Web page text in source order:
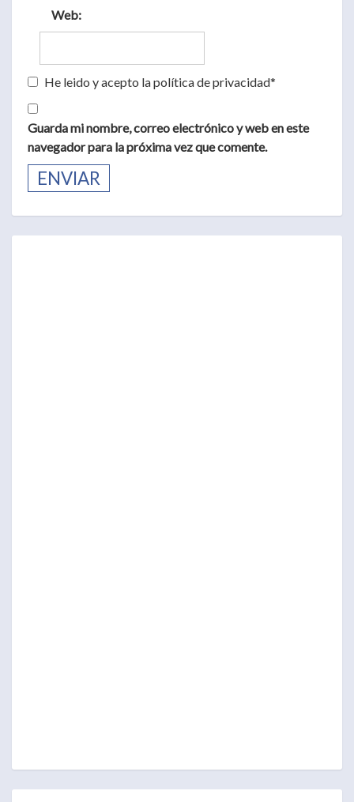
Web:
He leido y acepto la política de privacidad*
Guarda mi nombre, correo electrónico y web en este
navegador para la próxima vez que comente.